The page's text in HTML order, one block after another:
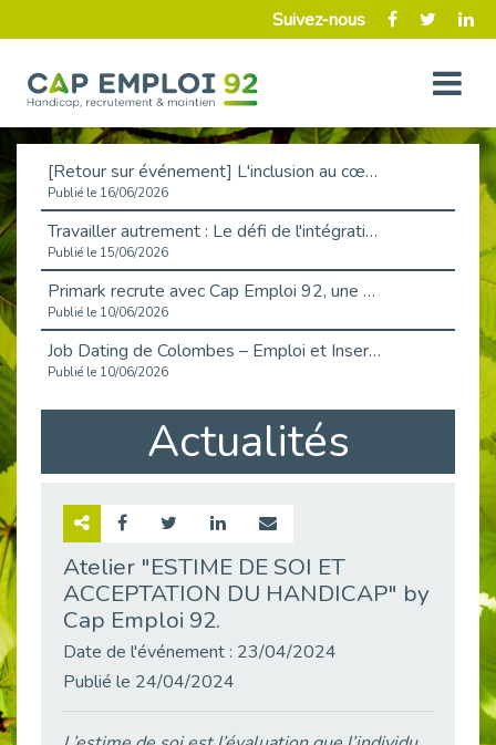
Suivez-nous
[Retour sur événement] L'inclusion au cœur de la Place de l'Emploi à La Défense !
Publié le 16/06/2026
Travailler autrement : Le défi de l'intégration des maladies chroniques en entreprise
Publié le 15/06/2026
Primark recrute avec Cap Emploi 92, une matinée couronnée de succès !
Publié le 10/06/2026
Job Dating de Colombes – Emploi et Insertion
Publié le 10/06/2026
Aborder l'entretien et la situation de handicap en toute confiance
Publié le 09/06/2026
Retour sur l’atelier « Optimiser sa recherche d’emploi »
Emploi & Handicap : Hachette Livre et Cap emploi 92 renforcent leur collaboration
Publié le 02/06/2026
Publié le 30/05/2026
« Confiance en soi et acceptation du handicap » : un levier puissant vers l’emploi
Publié le 22/05/2026
Actualités
Atelier "ESTIME DE SOI ET
ACCEPTATION DU HANDICAP" by
Cap Emploi 92.
Date de l'événement : 23/04/2024
Publié le 24/04/2024